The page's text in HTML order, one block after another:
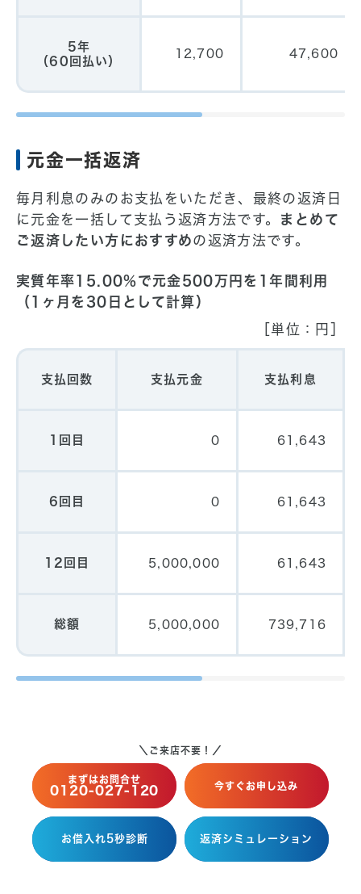
5年
（60回払い）
12,700 47,600
元金一括返済
毎月利息のみのお支払をいただき、最終の返済日
に元金を一括して支払う返済方法です。 まとめて
ご返済したい方におすすめの返済方法です。
実質年率15.00%で元金500万円を1年間利用
（1ヶ月を30日として計算）
［単位：円］
支払回数 支払元金 支払利息
1回目 0 61,643
6回目 0 61,643
12回目 5,000,000 61,643
総額 5,000,000 739,716
＼ご来店不要！／
まずはお問合せ
0120-027-120 今すぐお申し込み
お借入れ5秒診断 返済シミュレーション